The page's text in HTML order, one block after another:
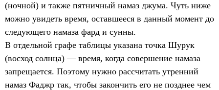
(ночной) и также пятничный намаз джума. Чуть ниже
можно увидеть время, оставшееся в данный момент до
следующего намаза фард и сунны.
В отдельной графе таблицы указана точка Шурук
(восход солнца) — время, когда совершение намаза
запрещается. Поэтому нужно рассчитать утренний
намаз Фаджр так, чтобы закончить его не позднее чем